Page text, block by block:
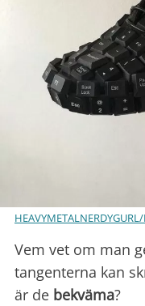
Vem vet om man
tangenterna kan
är de bekväma?